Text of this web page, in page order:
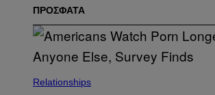
ΠΡΟΣΦΑΤΑ
Relationships